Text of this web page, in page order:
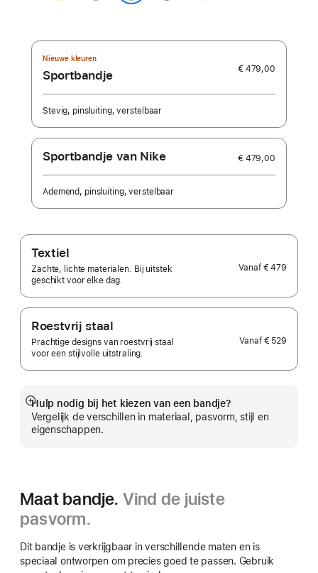
Nieuwe kleuren
Sportbandje € 479,00
Stevig, pinsluiting, verstelbaar
Sportbandje van Nike € 479,00
Ademend, pinsluiting, verstelbaar
Textiel
Zachte, lichte materialen. Bij uitstek
geschikt voor elke dag.
Vanaf € 479
Roestvrij staal
Prachtige designs van roestvrij staal
voor een stijlvolle uitstraling.
Vanaf € 529
Hulp nodig bij het kiezen van een bandje?
Vergelijk de verschillen in materiaal, pasvorm, stijl en
eigenschappen.
Meer
Maat bandje. Vind de juiste
pasvorm.
Dit bandje is verkrijgbaar in verschillende maten en is
speciaal ontworpen om precies goed te passen. Gebruik